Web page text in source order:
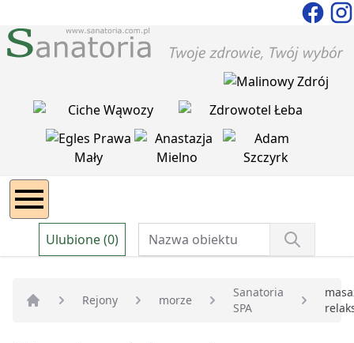
Ulubione (0)
Rejony morze
Sanatoria
SPA